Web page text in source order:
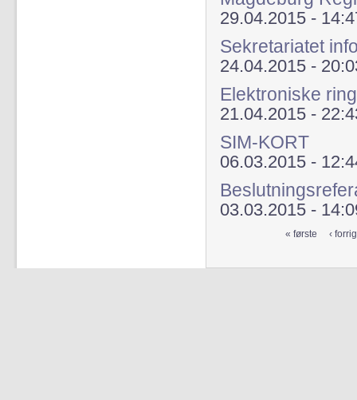
29.04.2015 -
Sekretariatet
24.04.2015 -
Elektroniske
21.04.2015 -
SIM-KORT
06.03.2015 -
03.03.2015 -
« første ‹